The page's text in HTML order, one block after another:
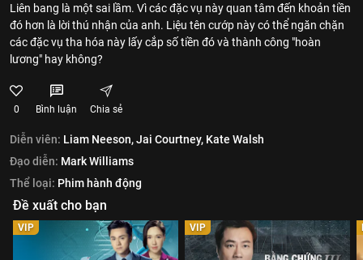
Liên bang là một sai lầm. Vì các đặc vụ này quan tâm đến khoản tiền
đó hơn là lời thú nhận của anh. Liệu tên cướp này có thể ngăn chặn
các đặc vụ tha hóa này lấy cắp số tiền đó và thành công "hoàn
lương" hay không?
0 Bình luận Chia sẻ
Diễn viên: Liam Neeson,Jai Courtney, Kate Walsh
Đạo diễn: Mark Williams
Thể loại: Phim hành động
Đề xuất cho bạn
VIP VIP